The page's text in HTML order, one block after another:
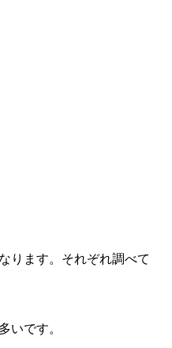
ります。それぞれ調べて
いです。